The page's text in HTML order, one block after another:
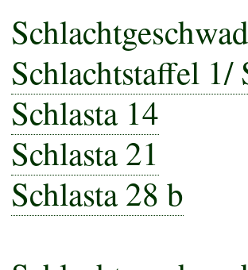
Schlachtstaffel 1/
Schlasta 14
Schlasta 21
Schlasta 28 b